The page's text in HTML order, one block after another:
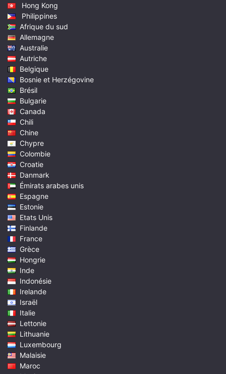
Hong Kong
Philippines
Afrique du sud
Allemagne
Australie
Autriche
Belgique
Bosnie et Herzégovine
Brésil
Bulgarie
Canada
Chili
Chine
Chypre
Colombie
Croatie
Danmark
Émirats arabes unis
Espagne
Estonie
Etats Unis
Finlande
France
Grèce
Hongrie
Inde
Indonésie
Irelande
Israël
Italie
Lettonie
Lithuanie
Luxembourg
Malaisie
Maroc